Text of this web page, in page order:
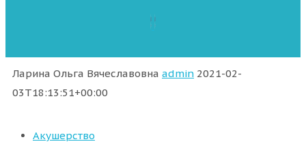
Ларина Ольга Вячеславовна admin 2021-02-
03T18:13:51+00:00
Акушерство